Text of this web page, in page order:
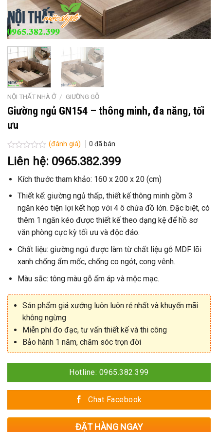
NỘI THẤT NHÀ Ở / GIƯỜNG GỖ
Giường ngủ GN154 – thông minh, đa năng, tối
ưu
Được
xếp
0
sao
(đánh giá) 0 đã bán
Liên hệ: 0965.382.399
Kích thước tham khảo: 160 x 200 x 20 (cm)
Thiết kế: giường ngủ thấp, thiết kế thông minh gồm 3
ngăn kéo tiện lợi kết hợp với 4 ô chứa đồ lớn. Đặc biệt, có
thêm 1 ngăn kéo được thiết kế theo dạng kệ để hồ sơ
văn phòng cực kỳ tối ưu và độc đáo.
Chất liệu: giường ngủ được làm từ chất liệu gỗ MDF lõi
xanh chống ẩm mốc, chống co ngót, cong vênh.
Màu sắc: tông màu gỗ ấm áp và mộc mạc.
Sản phẩm giá xưởng luôn luôn rẻ nhất và khuyến mãi
không ngừng
Miễn phí đo đạc, tư vấn thiết kế và thi công
Bảo hành 1 năm, chăm sóc trọn đời
Hotline: 0965.382.399
Chat Facebook
ĐẶT HÀNG NGAY